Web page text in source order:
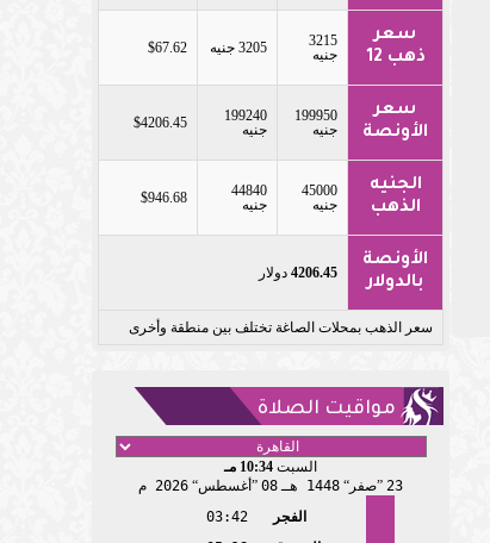
سعر
ذهب 12
3215
جنيه
3205 جنيه $67.62
سعر
الأونصة
199950
جنيه
199240
جنيه
$4206.45
الجنيه
الذهب
45000
جنيه
44840
جنيه
$946.68
الأونصة
بالدولار
4206.45 دولار
سعر الذهب بمحلات الصاغة تختلف بين منطقة وأخرى
مواقيت الصلاة
السبت 10:34 مـ
23 صفر 1448 هـ 08 أغسطس 2026 م
الفجر
03:42